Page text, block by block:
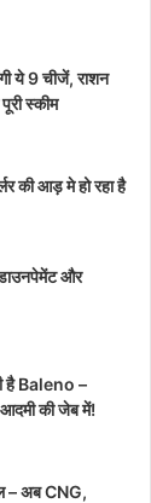
ये 9 चीजें, राशन
स्कीम
की आड़ मे हो रहा है
और
है Baleno –
की जेब में!
– अब CNG,